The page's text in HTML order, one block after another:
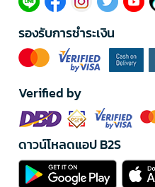
รองรับการชำระเงิน
Verified by
ดาวน์โหลดแอป B2S